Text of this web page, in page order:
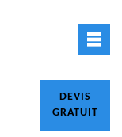
DEVIS
GRATUIT